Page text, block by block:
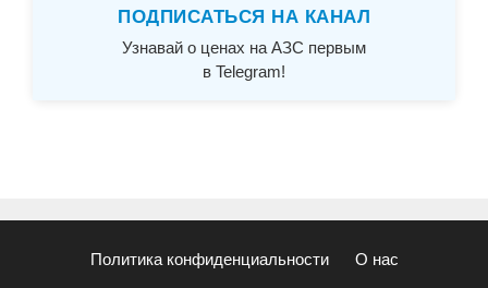
ПОДПИСАТЬСЯ НА КАНАЛ
Узнавай о ценах на АЗС первым
в Telegram!
Политика конфиденциальности О нас